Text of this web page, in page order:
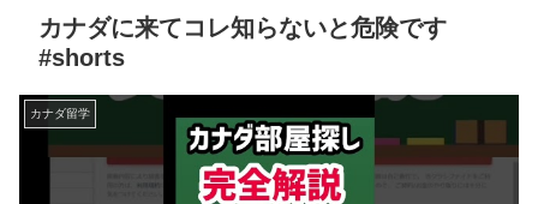
カナダに来てコレ知らないと危険です
#shorts
カナダ留学